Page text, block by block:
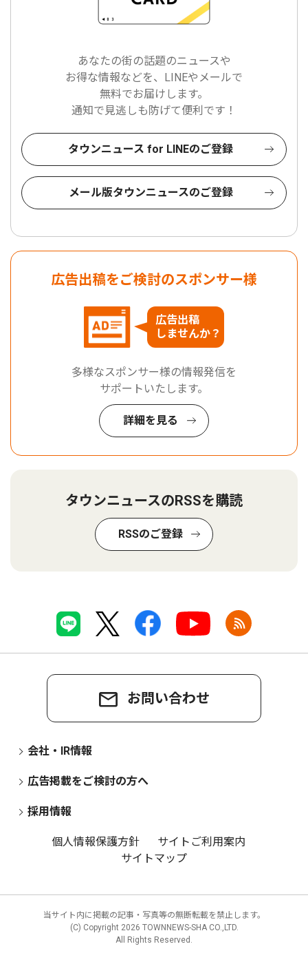
あなたの街の話題のニュースや
お得な情報などを、LINEやメールで
無料でお届けします。
通知で見逃しも防げて便利です！
タウンニュース for LINEのご登録
メール版タウンニュースのご登録
広告出稿をご検討のスポンサー様
広告出稿
しませんか？
多様なスポンサー様の情報発信を
サポートいたします。
詳細を見る
タウンニュースのRSSを購読
RSSのご登録
お問い合わせ
会社・IR情報
広告掲載をご検討の方へ
採用情報
個人情報保護方針
サイトご利用案内
サイトマップ
当サイト内に掲載の記事・写真等の無断転載を禁止します。
(C) Copyright 2026 TOWNNEWS-SHA CO.,LTD.
All Rights Reserved.